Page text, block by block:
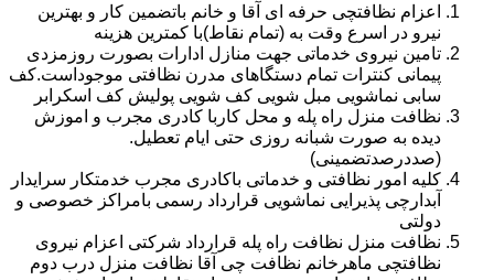
اعزام نظافتچی حرفه ای آقا و خانم باتضمین کار و بهترین
نیرو در اسرع وقت به (تمام نقاط)با کمترین هزینه
تامین نیروی خدماتی جهت منازل ادارات بصورت روزمزدی
پیمانی کنترات تمام دستگاهای مدرن نظافتی موجوداست.کف
سابی نماشویی مبل شویی کف شویی پولیش کف اسکرابر
نظافت منزل راه پله و محل کاربا کادری مجرب و اموزش
دیده به صورت شبانه روزی حتی ایام تعطیل.
(صددرصدتضمینی)
کلیه امور نظافتی و خدماتی باکادری مجرب خدمتکار سرایدار
آبدارچی پذیرایی نماشویی قرارداد رسمی بامراکز خصوصی و
دولتی
نظافت منزل نظافت راه پله قرارداد شرکتی اعزام نیروی
نظافتچی ماهرخانم نظافت چی آقا نظافت منزل درب دوم